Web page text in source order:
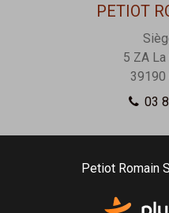
PETIOT
5 ZA
39190
03
Petiot Romain